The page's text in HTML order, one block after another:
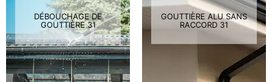
DÉBOUCHAGE DE
GOUTTIÈRE 31
GOUTTIÈRE ALU SANS
RACCORD 31